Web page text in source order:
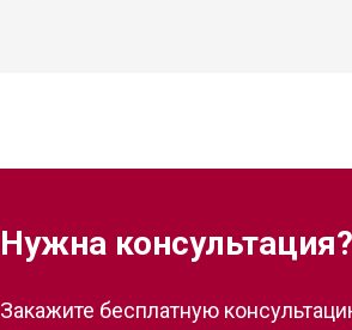
Корпусный ремонт (замена
Ремонт платы управления
Нужна консультация?
Закажите бесплатную